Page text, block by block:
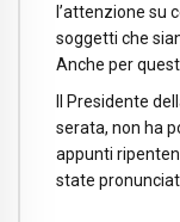
l’attenzione su
soggetti che
Anche per
Il Presidente
serata, non ha
appunti
state